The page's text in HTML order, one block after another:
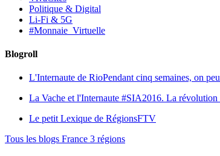
Politique & Digital
Li-Fi & 5G
#Monnaie_Virtuelle
Blogroll
L'Internaute de RioPendant cinq semaines, on
La Vache et l'Internaute #SIA2016. La révolution
Le petit Lexique de RégionsFTV
Tous les blogs France 3 régions